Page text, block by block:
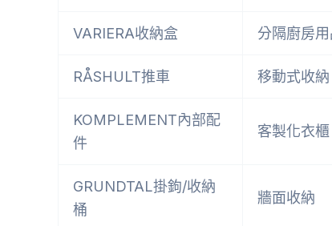
VARIERA收納盒 分隔廚房用
RÅSHULT推車 移動式收納
KOMPLEMENT內部配
件
客製化衣櫃
GRUNDTAL掛鉤/收納
桶
牆面收納